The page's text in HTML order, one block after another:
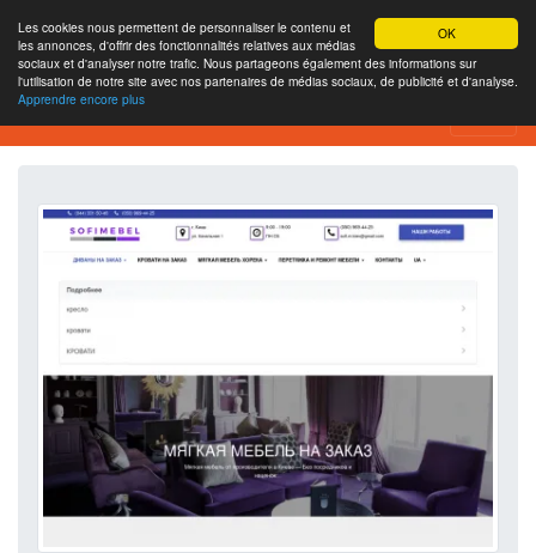
OK
Les cookies nous permettent de personnaliser le contenu et
les annonces, d'offrir des fonctionnalités relatives aux médias
sociaux et d'analyser notre trafic. Nous partageons également des informations sur
l'utilisation de notre site avec nos partenaires de médias sociaux, de publicité et d'analyse.
Apprendre encore plus
Outil d’analyse de site web